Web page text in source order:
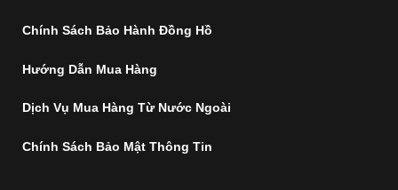
Chính Sách Bảo Hành Đồng Hồ
Hướng Dẫn Mua Hàng
Dịch Vụ Mua Hàng Từ Nước Ngoài
Chính Sách Bảo Mật Thông Tin